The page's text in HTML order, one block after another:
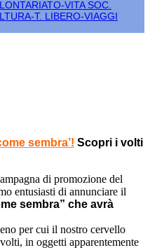
VITA SOC.
T. LIBERO-VIAGGI
sembra’! Scopri i volti
di promozione del
entusiasti di annunciare il
sembra” che avrà
per cui il nostro cervello
in oggetti apparentemente